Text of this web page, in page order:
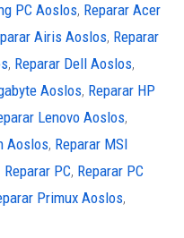
PC Aoslos, Reparar Acer
Airis Aoslos, Reparar
, Reparar Dell Aoslos,
Aoslos, Reparar HP
Lenovo Aoslos,
Aoslos, Reparar MSI
Reparar PC, Reparar PC
Primux Aoslos,